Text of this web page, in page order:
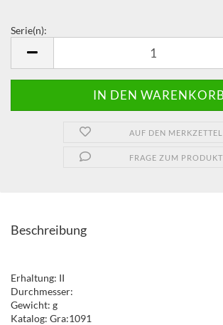
Serie(n):
AUF DEN MERKZETTEL
FRAGE ZUM PRODUKT
Beschreibung
Erhaltung: II
Durchmesser:
Gewicht: g
Katalog: Gra:1091